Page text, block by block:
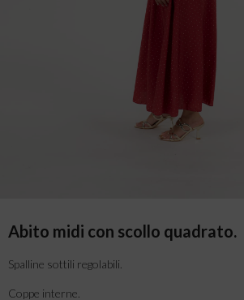
Abito midi con scollo quadrato.
Spalline sottili regolabili.
Coppe interne.